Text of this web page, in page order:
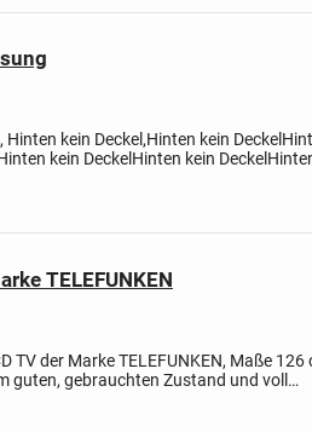
Hinten kein Deckel,Hinten kein
kein DeckelHinten kein
TELEFUNKEN
TV der Marke TELEFUNKEN, Maße 126
guten, gebrauchten Zustand und voll